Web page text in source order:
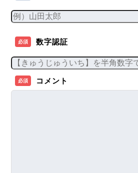
必須 数字認証
必須 コメント